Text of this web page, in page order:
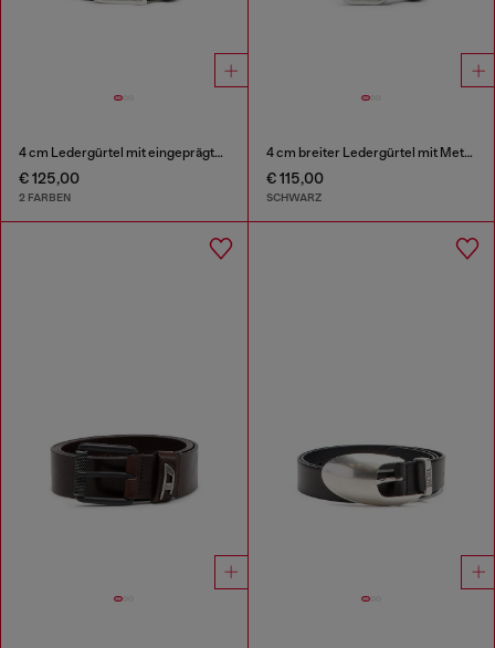
4 cm Ledergürtel mit eingeprägtem Logo
€ 125,00
2 FARBEN
4 cm breiter Ledergürtel mit Metallschnalle
€ 115,00
SCHWARZ